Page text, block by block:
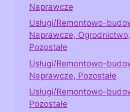
Naprawcze
Usługi/Remontowo-
Naprawcze,
Pozostałe
Usługi/Remontowo-
Naprawcze, Pozostałe
Usługi/Remontowo-
Pozostałe